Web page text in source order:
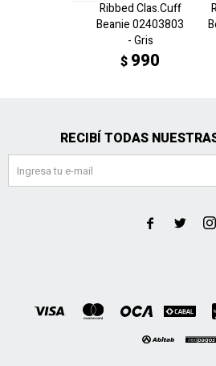
Ribbed Clas.Cuff
Beanie 02403803
- Gris
$ 990
RECIBÍ TODAS
  